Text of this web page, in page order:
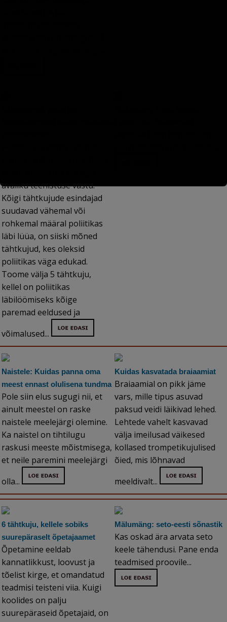
avaliku teenistuse vastu.
Kõigi tähtkujude esindajad
suudavad vähemal või
rohkemal määral poliitikas
läbi lüüa, on siiski mõned
tähtkujud, kes oleksid
poliitikas väga edukad.
Toome välja 5 tähtkuju,
kellel on poliitikas
läbilöömiseks kõige
paremad eeldused ja
võimalused...
Naistele: Kuidas panna oma
meest ennast olulisena tundma
Pole siin elus sugugi nii, et
ainult meestel on raske
naistele meelejärgi olemine.
Ka naistel on tihtilugu
raskusi meeste mõistmisega,
et neile paremini meelejärgi
olla...
Kuidas kasvatada braiaamiat
Braiaamial on pikk jäme
vars, mille tipus asuvad
paksud veidi läikivad lehed.
Lehtede vahelt kasvavad
välja imeilusad väikesed
kollased trompetikujulised
õied, mis lõhnavad
meeldivalt...
6 tähtkuju, kellele sobiks
suurepäraselt õpetajaamet
Õpetamine eeldab
kannatlikkust, loovust ja
tõelist kirge, et omandatud
teadmisi teisteni viia. Kuigi
koolides on palju
suurepäraseid õpetajaid, on
Mälumäng: seto-eesti sõnastik
Kas oskad ära arvata seto
keele tähendusi. Pane enda
teadmised proovile...